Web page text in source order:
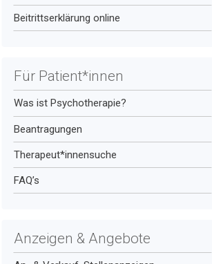
Beitrittserklärung online
Für Patient*innen
Was ist Psychotherapie?
Beantragungen
Therapeut*innensuche
FAQ’s
Anzeigen & Angebote